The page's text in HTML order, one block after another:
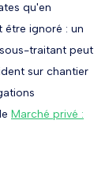
qu'en
être ignoré : un
traitant peut
sur chantier
Marché privé :